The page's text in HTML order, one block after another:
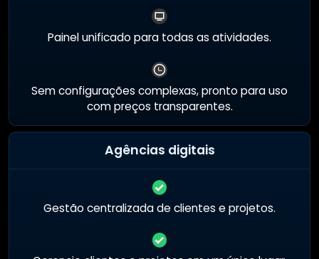
Painel unificado para todas as atividades.
Sem configurações complexas, pronto para uso
com preços transparentes.
Agências digitais
Gestão centralizada de clientes e projetos.